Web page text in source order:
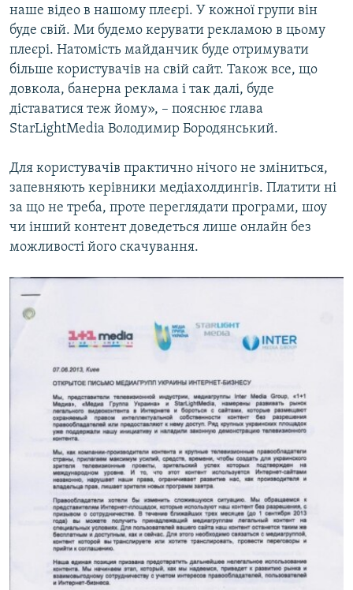
наше відео в нашому плеєрі. У кожної групи він
буде свій. Ми будемо керувати рекламою в цьому
плеєрі. Натомість майданчик буде отримувати
більше користувачів на свій сайт. Також все, що
довкола, банерна реклама і так далі, буде
діставатися теж йому», – пояснює глава
StarLightMedia Володимир Бородянський.
Для користувачів практично нічого не зміниться,
запевняють керівники медіахолдингів. Платити ні
за що не треба, проте переглядати програми, шоу
чи інший контент доведеться лише онлайн без
можливості його скачування.